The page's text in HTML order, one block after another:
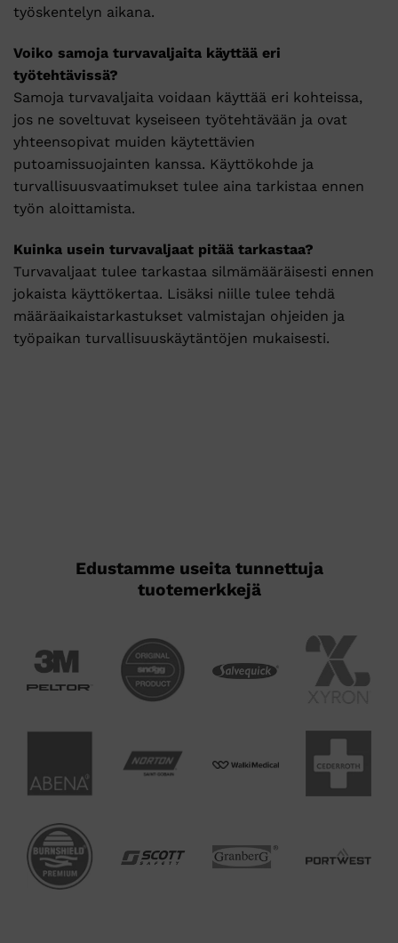
työskentelyn aikana.
Voiko samoja turvavaljaita käyttää eri
työtehtävissä?
Samoja turvavaljaita voidaan käyttää eri kohteissa,
jos ne soveltuvat kyseiseen työtehtävään ja ovat
yhteensopivat muiden käytettävien
putoamissuojainten kanssa. Käyttökohde ja
turvallisuusvaatimukset tulee aina tarkistaa ennen
työn aloittamista.
Kuinka usein turvavaljaat pitää tarkastaa?
Turvavaljaat tulee tarkastaa silmämääräisesti ennen
jokaista käyttökertaa. Lisäksi niille tulee tehdä
määräaikaistarkastukset valmistajan ohjeiden ja
työpaikan turvallisuuskäytäntöjen mukaisesti.
Edustamme useita tunnettuja
tuotemerkkejä